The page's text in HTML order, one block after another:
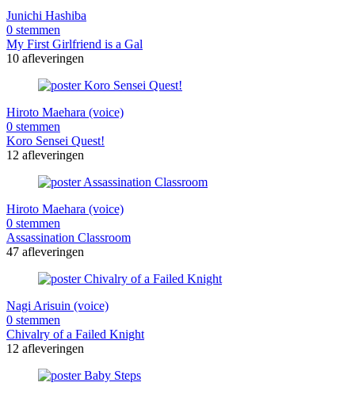
Junichi Hashiba
0 stemmen
My First Girlfriend is a Gal
10 afleveringen
Hiroto Maehara (voice)
0 stemmen
Koro Sensei Quest!
12 afleveringen
Hiroto Maehara (voice)
0 stemmen
Assassination Classroom
47 afleveringen
Nagi Arisuin (voice)
0 stemmen
Chivalry of a Failed Knight
12 afleveringen